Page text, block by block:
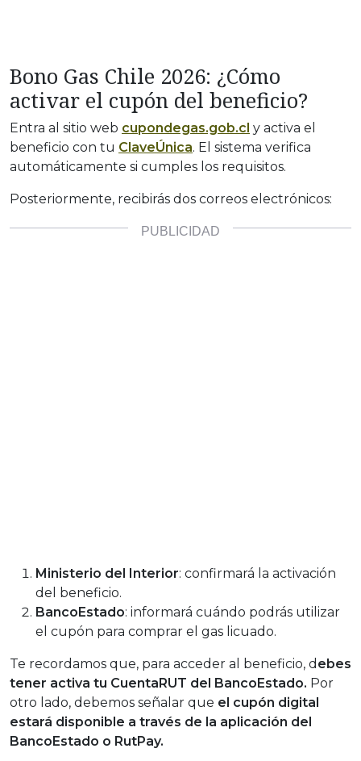
Bono Gas Chile 2026: ¿Cómo
activar el cupón del beneficio?
Entra al sitio web cupondegas.gob.cl y activa el
beneficio con tu ClaveÚnica. El sistema verifica
automáticamente si cumples los requisitos.
Posteriormente, recibirás dos correos electrónicos:
Ministerio del Interior: confirmará la activación
del beneficio.
BancoEstado: informará cuándo podrás utilizar
el cupón para comprar el gas licuado.
Te recordamos que, para acceder al beneficio, d ebes
tener activa tu CuentaRUT del BancoEstado. Por
otro lado, debemos señalar que el cupón digital
estará disponible a través de la aplicación del
BancoEstado o RutPay.